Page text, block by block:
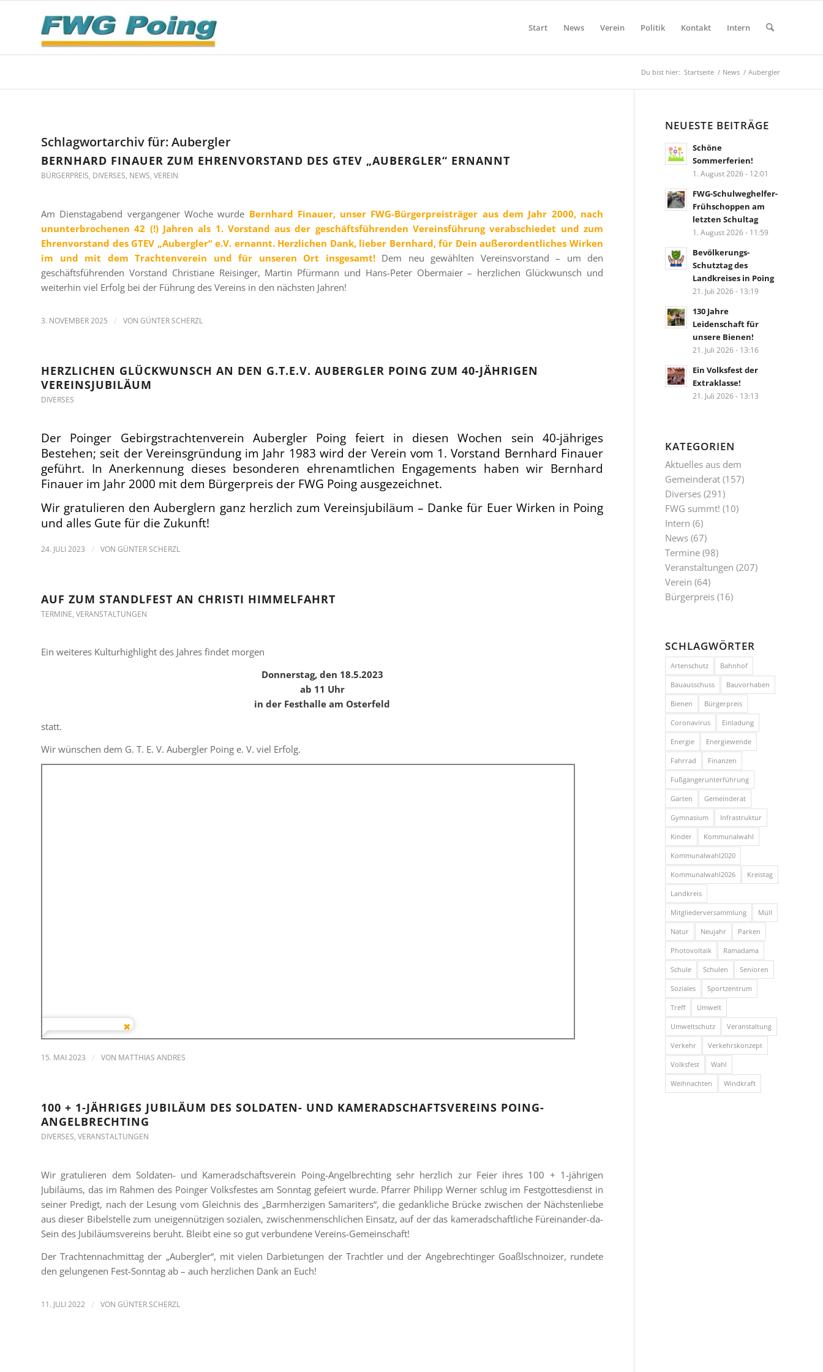
Start News Verein Politik Kontakt Intern
Du bist hier: Startseite / News / Aubergler
Schlagwortarchiv für:Aubergler
BERNHARD FINAUER ZUM EHRENVORSTAND DES GTEV „AUBERGLER“ ERNANNT
BÜRGERPREIS, DIVERSES, NEWS, VEREIN
Am Dienstagabend vergangener Woche wurde Bernhard Finauer, unser FWG-Bürgerpreisträger aus dem Jahr 2000, nach
ununterbrochenen 42 (!) Jahren als 1. Vorstand aus der geschäftsführenden Vereinsführung verabschiedet und zum
Ehrenvorstand des GTEV „Aubergler“ e.V. ernannt. Herzlichen Dank, lieber Bernhard, für Dein außerordentliches Wirken
im und mit dem Trachtenverein und für unseren Ort insgesamt! Dem neu gewählten Vereinsvorstand – um den
geschäftsführenden Vorstand Christiane Reisinger, Martin Pfürmann und Hans-Peter Obermaier – herzlichen Glückwunsch und
weiterhin viel Erfolg bei der Führung des Vereins in den nächsten Jahren!
3. NOVEMBER 2025 / VON GÜNTER SCHERZL
HERZLICHEN GLÜCKWUNSCH AN DEN G.T.E.V. AUBERGLER POING ZUM 40-JÄHRIGEN
VEREINSJUBILÄUM
DIVERSES
Der Poinger Gebirgstrachtenverein Aubergler Poing feiert in diesen Wochen sein 40-jähriges
Bestehen; seit der Vereinsgründung im Jahr 1983 wird der Verein vom 1. Vorstand Bernhard Finauer
geführt. In Anerkennung dieses besonderen ehrenamtlichen Engagements haben wir Bernhard
Finauer im Jahr 2000 mit dem Bürgerpreis der FWG Poing ausgezeichnet.
Wir gratulieren den Auberglern ganz herzlich zum Vereinsjubiläum – Danke für Euer Wirken in Poing
und alles Gute für die Zukunft!
24. JULI 2023 / VON GÜNTER SCHERZL
AUF ZUM STANDLFEST AN CHRISTI HIMMELFAHRT
TERMINE, VERANSTALTUNGEN
Ein weiteres Kulturhighlight des Jahres findet morgen
Donnerstag, den 18.5.2023
ab 11 Uhr
in der Festhalle am Osterfeld
statt.
Wir wünschen dem G. T. E. V. Aubergler Poing e. V. viel Erfolg.
15. MAI 2023 / VON MATTHIAS ANDRES
100 + 1-JÄHRIGES JUBILÄUM DES SOLDATEN- UND KAMERADSCHAFTSVEREINS POING-
ANGELBRECHTING
DIVERSES, VERANSTALTUNGEN
Wir gratulieren dem Soldaten- und Kameradschaftsverein Poing-Angelbrechting sehr herzlich zur Feier ihres 100 + 1-jährigen
Jubiläums, das im Rahmen des Poinger Volksfestes am Sonntag gefeiert wurde. Pfarrer Philipp Werner schlug im Festgottesdienst in
seiner Predigt, nach der Lesung vom Gleichnis des „Barmherzigen Samariters“, die gedankliche Brücke zwischen der Nächstenliebe
aus dieser Bibelstelle zum uneigennützigen sozialen, zwischenmenschlichen Einsatz, auf der das kameradschaftliche Füreinander-da-
Sein des Jubiläumsvereins beruht. Bleibt eine so gut verbundene Vereins-Gemeinschaft!
Der Trachtennachmittag der „Aubergler“, mit vielen Darbietungen der Trachtler und der Angebrechtinger Goaßlschnoizer, rundete
den gelungenen Fest-Sonntag ab – auch herzlichen Dank an Euch!
11. JULI 2022 / VON GÜNTER SCHERZL
NEUESTE BEITRÄGE
Schöne
Sommerferien!
1. August 2026 - 12:01
FWG-Schulweghelfer-
Frühschoppen am
letzten Schultag
1. August 2026 - 11:59
Bevölkerungs-
Schutztag des
Landkreises in Poing
21. Juli 2026 - 13:19
130 Jahre
Leidenschaft für
unsere Bienen!
21. Juli 2026 - 13:16
Ein Volksfest der
Extraklasse!
21. Juli 2026 - 13:13
KATEGORIEN
Aktuelles aus dem
Gemeinderat (157)
Diverses (291)
FWG summt! (10)
Intern (6)
News (67)
Termine (98)
Veranstaltungen (207)
Verein (64)
Bürgerpreis (16)
SCHLAGWÖRTER
Artenschutz Bahnhof
Bauausschuss Bauvorhaben
Bienen Bürgerpreis
Coronavirus Einladung
Energie Energiewende
Fahrrad Finanzen
Fußgängerunterführung
Garten Gemeinderat
Gymnasium Infrastruktur
Kinder Kommunalwahl
Kommunalwahl2020
Kommunalwahl2026 Kreistag
Landkreis
Mitgliederversammlung Müll
Natur Neujahr Parken
Photovoltaik Ramadama
Schule Schulen Senioren
Soziales Sportzentrum
Treff Umwelt
Umweltschutz Veranstaltung
Verkehr Verkehrskonzept
Volksfest Wahl
Weihnachten Windkraft